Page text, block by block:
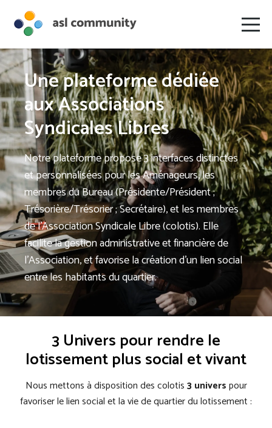
Une plateforme dédiée
aux Associations
Syndicales Libres
Notre plateforme propose 3 interfaces distinctes
et personnalisées pour les Aménageurs, les
membres du Bureau (Présidente/Président ;
Trésorière/Trésorier ; Secrétaire), et les membres
de l’Association Syndicale Libre (colotis). Elle
facilite la gestion administrative et financière de
l’Association, et favorise la création d’un lien social
entre les habitants du quartier.
3 Univers pour rendre le
lotissement plus social et vivant
Nous mettons à disposition des colotis3 universpour
favoriser le lien social et la vie de quartier du lotissement :